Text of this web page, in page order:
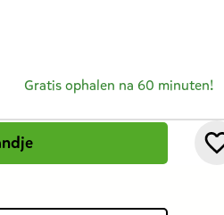
Gratis ophalen na 60 minuten!